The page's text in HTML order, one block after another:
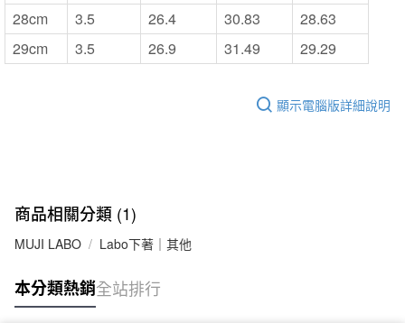
28cm
3.5 26.4 30.83
28.63
29cm
3.5 26.9 31.49 29.29
顯示電腦版詳細說明
商品相關分類 (1)
MUJI LABO Labo下著｜其他
本分類熱銷全站排行